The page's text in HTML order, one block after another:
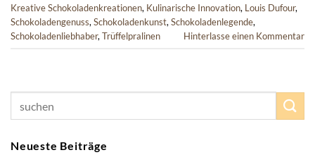
Kreative Schokoladenkreationen, Kulinarische Innovation, Louis Dufour,
Schokoladengenuss, Schokoladenkunst, Schokoladenlegende,
Schokoladenliebhaber, Trüffelpralinen Hinterlasse einen Kommentar
Neueste Beiträge